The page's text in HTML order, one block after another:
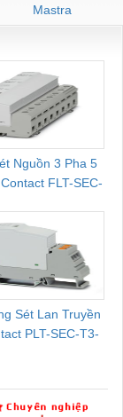
Mastra
Nguồn 3 Pha 5
FLT-SEC-
Sét Lan Truyền
PLT-SEC-T3-